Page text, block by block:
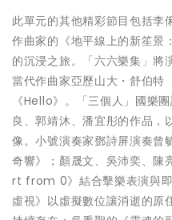
此單元的其他精彩節目包括李
作曲家的《地平線上的新笙景
的沉浸之旅。「六六樂集」將
當代作曲家亞歷山大・舒伯
《Hello》。「三個人」國樂
良、郭靖沐、潘宜彤的作品，
像。小號演奏家鄧詩屏演奏
奇響》；顏晟文、吳沛奕
rt from 0》結合擊樂表演與即
虛視》以虛擬數位讓消逝的原